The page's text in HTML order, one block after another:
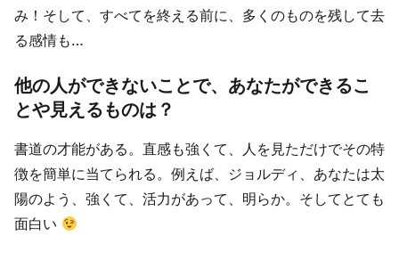
み！そして、すべてを終える前に、多くのものを残して去
る感情も…
他の人ができないことで、あなたができるこ
とや見えるものは？
書道の才能がある。直感も強くて、人を見ただけでその特
徴を簡単に当てられる。例えば、ジョルディ、あなたは太
陽のよう、強くて、活力があって、明らか。そしてとても
面白い